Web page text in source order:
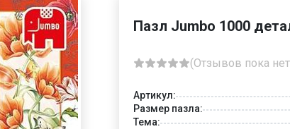
Пазл Jumbo 1000
(Отзывов пока
Артикул:
Размер пазла:
Тема: